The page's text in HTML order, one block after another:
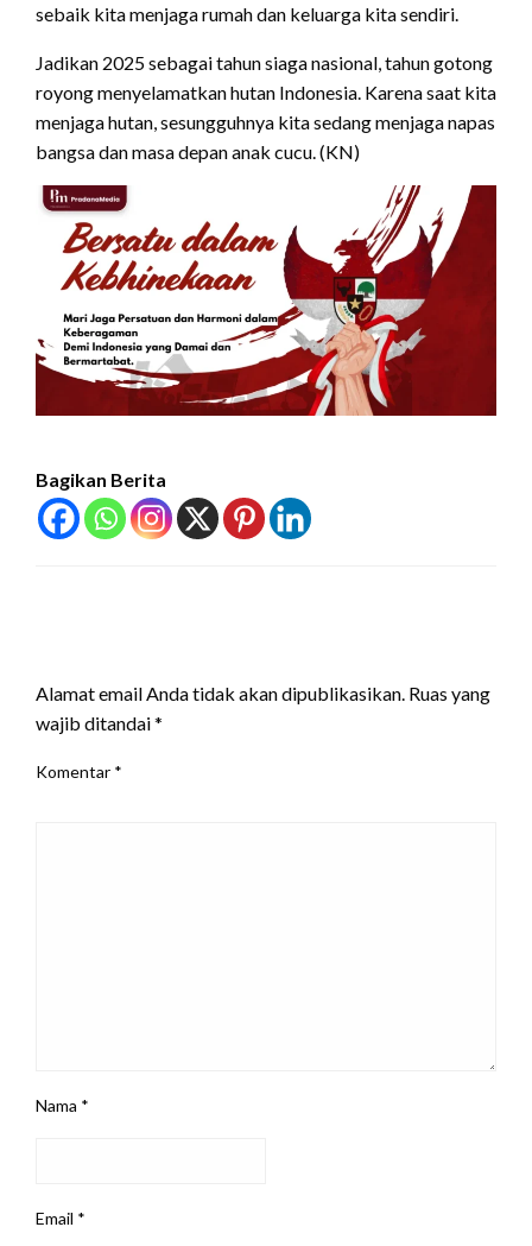
sebaik kita menjaga rumah dan keluarga kita sendiri.
Jadikan 2025 sebagai tahun siaga nasional, tahun gotong
royong menyelamatkan hutan Indonesia. Karena saat kita
menjaga hutan, sesungguhnya kita sedang menjaga napas
bangsa dan masa depan anak cucu. (KN)
Bagikan Berita
Alamat email Anda tidak akan dipublikasikan. Ruas yang
wajib ditandai*
Komentar *
Nama *
Email *